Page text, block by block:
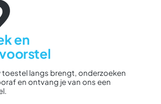
en
toestel langs brengt, onderzoeken
en ontvang je van ons een